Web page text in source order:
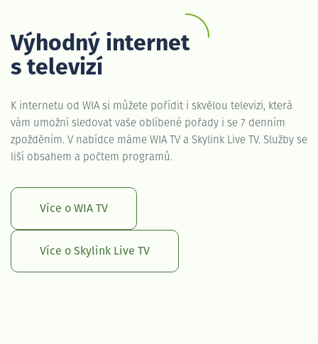
Výhodný internet
s televizí
K internetu od WIA si můžete pořídit i skvělou televizi, která
vám umožní sledovat vaše oblíbené pořady i se 7 denním
zpožděním. V nabídce máme WIA TV a Skylink Live TV. Služby se
liší obsahem a počtem programů.
Více o WIA TV
Více o Skylink Live TV